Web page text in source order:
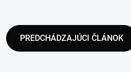
PREDCHÁDZAJÚCI ČLÁNOK